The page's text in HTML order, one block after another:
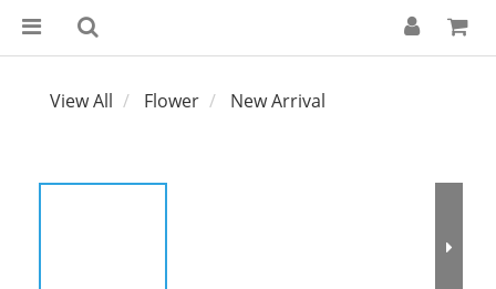
View All Flower New Arrival